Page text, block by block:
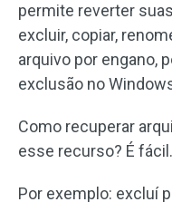
permite reverter
excluir, copiar,
arquivo por engano,
exclusão no
Como recuperar
esse recurso? É fácil.
Por exemplo: excluí